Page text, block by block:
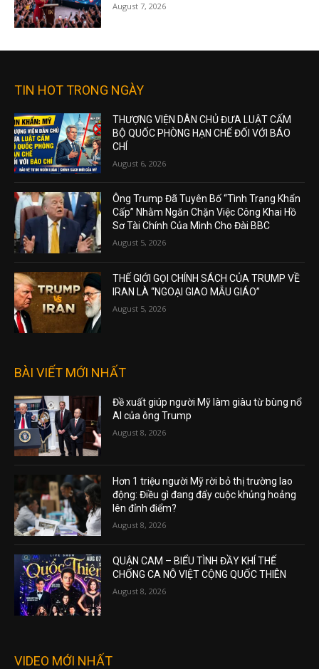
August 7, 2026
TIN HOT TRONG NGÀY
THƯỢNG VIỆN DÂN CHỦ ĐƯA LUẬT CẤM
BỘ QUỐC PHÒNG HẠN CHẾ ĐỐI VỚI BÁO
CHÍ
August 6, 2026
Ông Trump Đã Tuyên Bố “Tình Trạng Khẩn
Cấp” Nhằm Ngăn Chặn Việc Công Khai Hồ
Sơ Tài Chính Của Mình Cho Đài BBC
August 5, 2026
THẾ GIỚI GỌI CHÍNH SÁCH CỦA TRUMP VỀ
IRAN LÀ “NGOẠI GIAO MẪU GIÁO”
August 5, 2026
BÀI VIẾT MỚI NHẤT
Đề xuất giúp người Mỹ làm giàu từ bùng nổ
AI của ông Trump
August 8, 2026
Hơn 1 triệu người Mỹ rời bỏ thị trường lao
động: Điều gì đang đẩy cuộc khủng hoảng
lên đỉnh điểm?
August 8, 2026
QUẬN CAM – BIỂU TÌNH ĐẦY KHÍ THẾ
CHỐNG CA NÔ VIỆT CỘNG QUỐC THIÊN
August 8, 2026
VIDEO MỚI NHẤT